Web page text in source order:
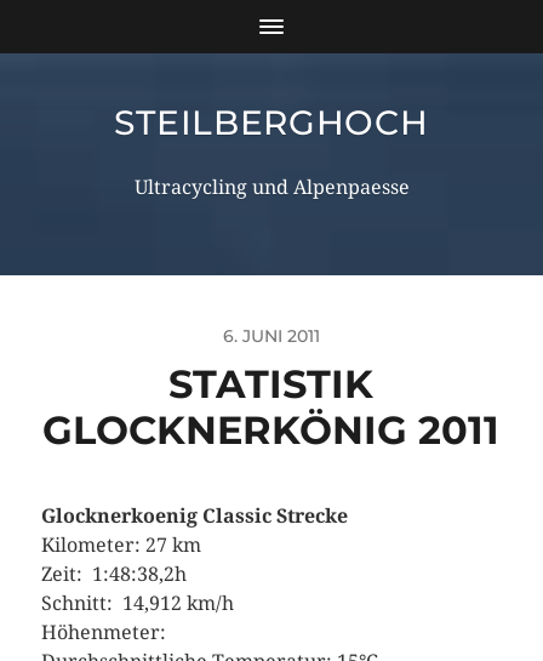
STEILBERGHOCH
Ultracycling und Alpenpaesse
6. JUNI 2011
STATISTIK
GLOCKNERKÖNIG 2011
Glocknerkoenig Classic Strecke
Kilometer: 27 km
Zeit: 1:48:38,2h
Schnitt: 14,912 km/h
Höhenmeter: